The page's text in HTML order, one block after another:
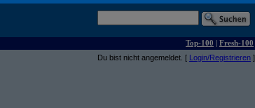
Top-100 | Fresh-100
Du bist nicht angemeldet. [ Login/Registrieren ]